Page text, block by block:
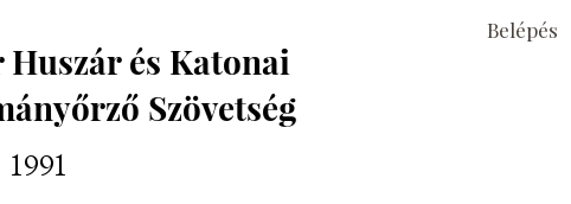
Belépés